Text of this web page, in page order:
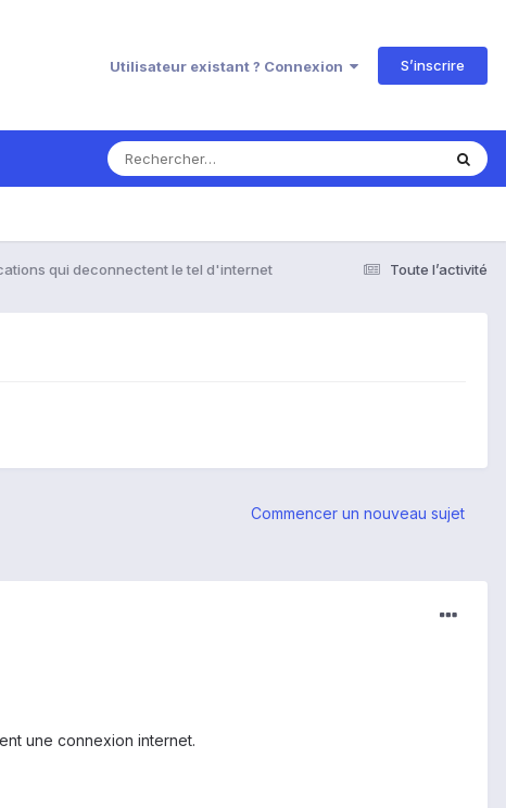
Utilisateur existant ? Connexion S’inscrire
Toute l’activité
qui deconnectent le tel d'internet
Commencer un nouveau sujet
une connexion internet.